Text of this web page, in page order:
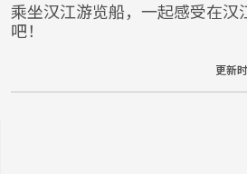
乘坐汉江游览船，一起感受在汉
吧！
更新